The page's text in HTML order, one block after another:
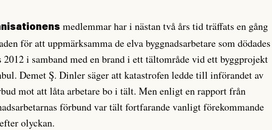
medlemmar har i nästan två års tid träffats en gång
för att uppmärksamma de elva byggnadsarbetare som dödades
2012 i samband med en brand i ett tältområde vid ett byggprojekt
Demet Ş. Dinler säger att katastrofen ledde till införandet av
mot att låta arbetare bo i tält. Men enligt en rapport från
förbund var tält fortfarande vanligt förekommande
olyckan.